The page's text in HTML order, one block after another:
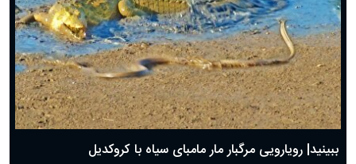
ببینید| رویارویی مرگبار مار مامبای سیاه با کروکدیل